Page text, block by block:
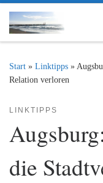
Zum Inhalt springen
Start » Linktipps »
Relation verloren
LINKTIPPS
die